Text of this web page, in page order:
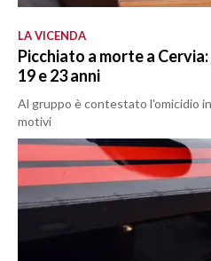
LA VICENDA
Picchiato a morte a
19 e 23 anni
Al gruppo è contestato l'omicidio
motivi